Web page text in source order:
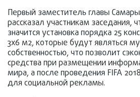
Первый заместитель главы
рассказал участникам заседания,
значится установка порядка 25
3х6 м2, которые будут являться
собственностью, что позволит
средства при размещении
мира, а после проведения FIFA
для социальной рекламы.